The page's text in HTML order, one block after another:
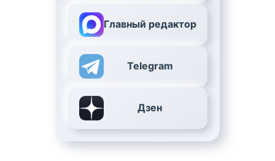
Главный редактор
Telegram
Дзен